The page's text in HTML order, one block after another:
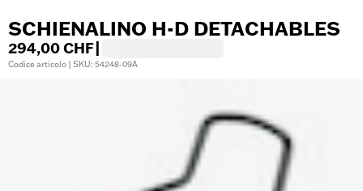
SCHIENALINO H-D DETACHABLES
294,00 CHF
Codice articolo | SKU: 54248-09A